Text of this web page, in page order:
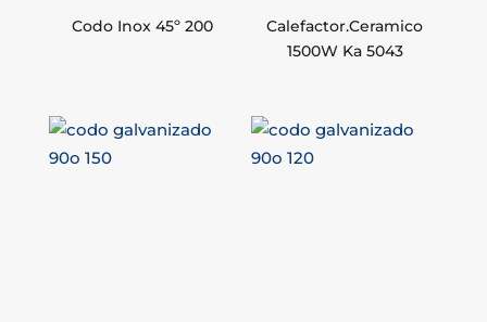
Codo Inox 45º 200
Calefactor.Ceramico
1500W Ka 5043